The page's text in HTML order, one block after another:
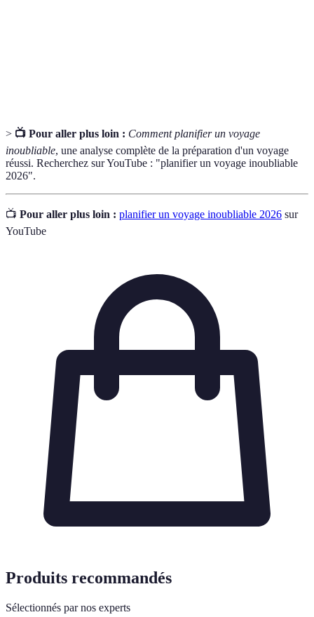
> 📺 Pour aller plus loin : Comment planifier un voyage
inoubliable, une analyse complète de la préparation d'un voyage
réussi. Recherchez sur YouTube : "planifier un voyage inoubliable
2026".
📺 Pour aller plus loin : planifier un voyage inoubliable 2026 sur
YouTube
Produits recommandés
Sélectionnés par nos experts